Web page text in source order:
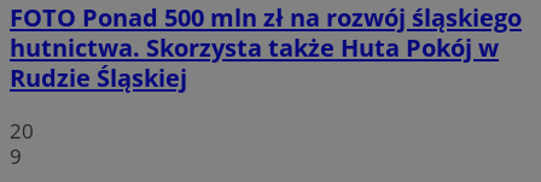
FOTO Ponad 500 mln zł na rozwój śląskiego
hutnictwa. Skorzysta także Huta Pokój w
Rudzie Śląskiej
20
9